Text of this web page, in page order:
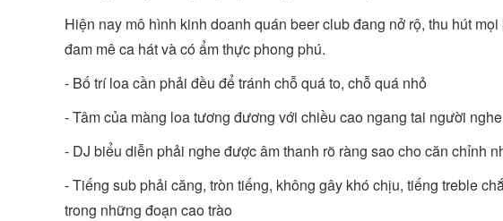
Hiện nay mô hình kinh doanh quán beer club đang nở rộ, thu hút
đam mê ca hát và có ẩm thực phong phú.
- Bố trí loa cần phải đều để tránh chỗ quá to, chỗ quá nhỏ
- Tâm của màng loa tương đương với chiều cao ngang tai người
- DJ biểu diễn phải nghe được âm thanh rõ ràng sao cho căn chỉnh
- Tiếng sub phải căng, tròn tiếng, không gây khó chịu, tiếng treble
trong những đoạn cao trào